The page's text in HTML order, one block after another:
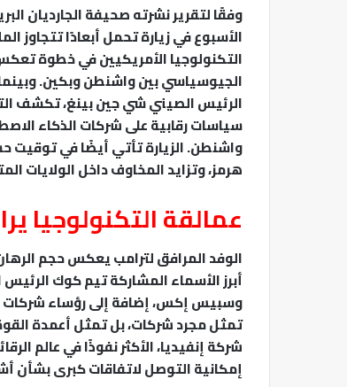
وفقًا لتقرير نشرته صحيفة الجارديان
الأسبوع في زيارة تحمل أبعادًا تتجاوز
التكنولوجيا الأمريكيين في خطوة
الجيوسياسي بين واشنطن وبكين.
الرئيس الصيني شي جين بينغ، تكشف
سياسات رقابية على شركات الذكاء
واشنطن. الزيارة تأتي أيضًا في توقيت
هرمز، وتزايد المخاوف داخل الولايات
عمالقة التكنولوجيا
الوفد المرافق لترامب يعكس حجم
أبرز الأسماء المشاركة تيم كوك
وسبيس إكس، إضافة إلى رؤساء
تمثل مجرد شركات، بل تمثل أعمدة
شركة إنفيديا، الأكثر نفوذًا في عالم
إمكانية التوصل لاتفاقات كبرى بشأن